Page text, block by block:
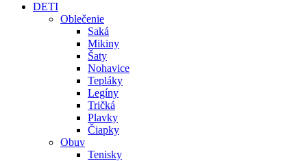
DETI
Oblečenie
Saká
Mikiny
Šaty
Nohavice
Tepláky
Legíny
Tričká
Plavky
Čiapky
Obuv
Tenisky